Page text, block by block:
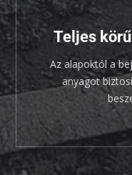
Teljes
Az alapoktól a
anyagot